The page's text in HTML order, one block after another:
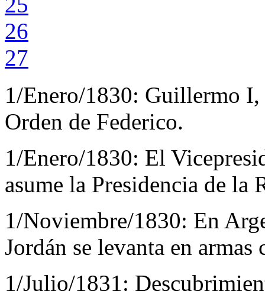
26
27
1/Enero/1830: Guillermo I,
Orden de Federico.
1/Enero/1830: El
asume la Presidencia de la
1/Noviembre/1830: En
Jordán se levanta en
1/Julio/1831: